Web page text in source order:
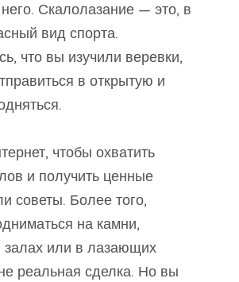
Скалолазание — это, в
вид спорта.
что вы изучили веревки,
в открытую и
чтобы охватить
и получить ценные
советы. Более того,
на камни,
залах или в лазающих
реальная сделка. Но вы